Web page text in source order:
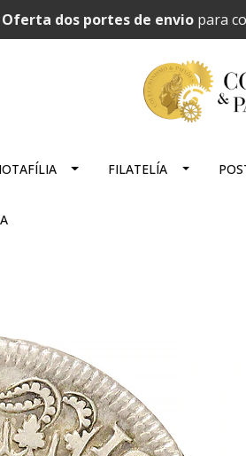
Oferta dos portes de enviopara
FILATELÍA